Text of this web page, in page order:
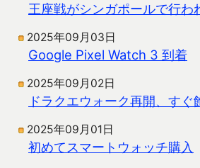
王座戦がシンガポールで行わ
2025年09月03日
Google Pixel Watch 3 到着
2025年09月02日
ドラクエウォーク再開、すぐ
2025年09月01日
初めてスマートウォッチ購入